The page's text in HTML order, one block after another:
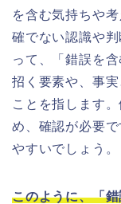
を含む気持ちや
確でない認識や
って、「錯誤を
招く要素や、事
ことを指します
め、確認が必要
やすいでしょう。
このように、「